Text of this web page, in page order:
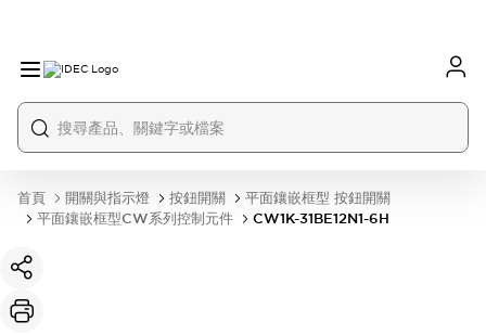
首頁 開關與指示燈 按鈕開關
平面鑲嵌框型 按鈕開關
平面鑲嵌框型CW系列控制元件
CW1K-31BE12N1-6H